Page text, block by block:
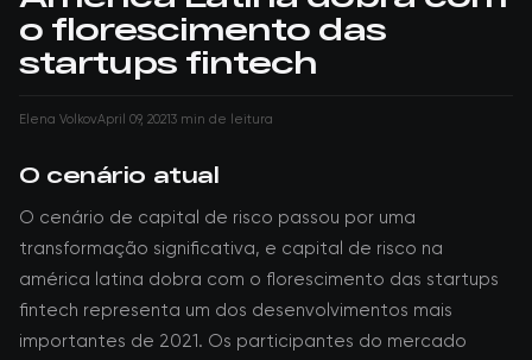
o florescimento das
startups fintech
Elena VolkovApril 09, 20213 min de leitura
O cenário atual
O cenário de capital de risco passou por uma
transformação significativa, e capital de risco na
américa latina dobra com o florescimento das startups
fintech representa um dos desenvolvimentos mais
importantes de 2021. Os participantes do mercado